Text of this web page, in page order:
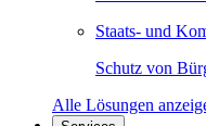
Staats- und
Schutz von
Alle Lösungen